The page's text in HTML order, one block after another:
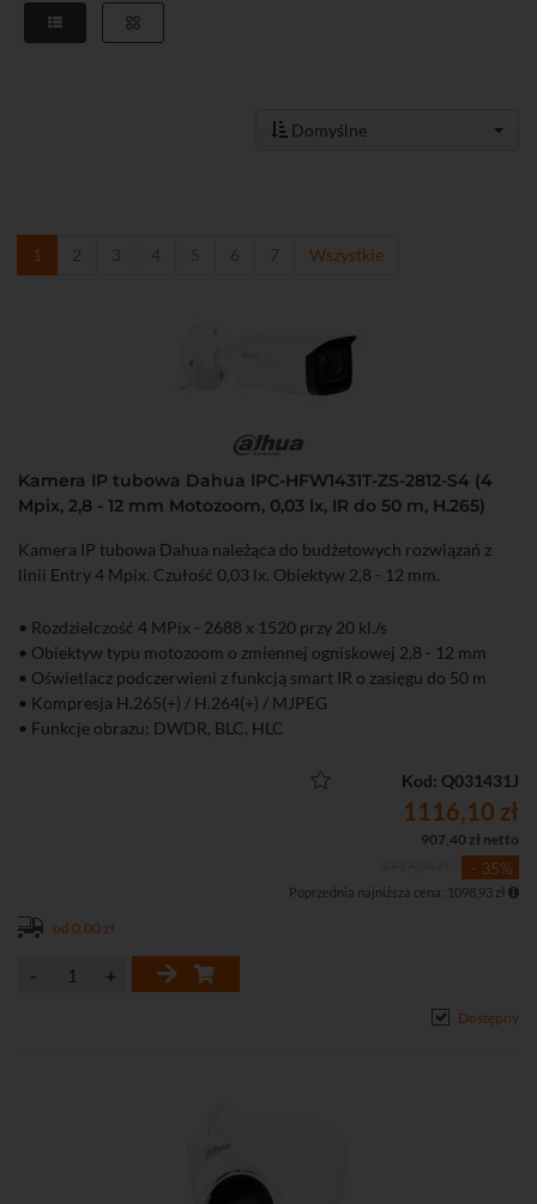
Domyślne
1 2 3 4 5 6 7 Wszystkie
Kamera IP tubowa Dahua IPC-HFW1431T-ZS-2812-S4 (4
Mpix, 2,8 - 12 mm Motozoom, 0,03 lx, IR do 50 m, H.265)
Kamera IP tubowa Dahua należąca do budżetowych rozwiązań z
linii Entry 4 Mpix. Czułość 0,03 lx. Obiektyw 2,8 - 12 mm.
• Rozdzielczość 4 MPix - 2688 x 1520 przy 20 kl./s
• Obiektyw typu motozoom o zmiennej ogniskowej 2,8 - 12 mm
• Oświetlacz podczerwieni z funkcją smart IR o zasięgu do 50 m
• Kompresja H.265(+) / H.264(+) / MJPEG
• Funkcje obrazu: DWDR, BLC, HLC
Kod: Q031431J
1116,10 zł
907,40 zł netto
- 35%
Poprzednia najniższa cena: 1098,93 zł
od 0,00 zł
Dostępny